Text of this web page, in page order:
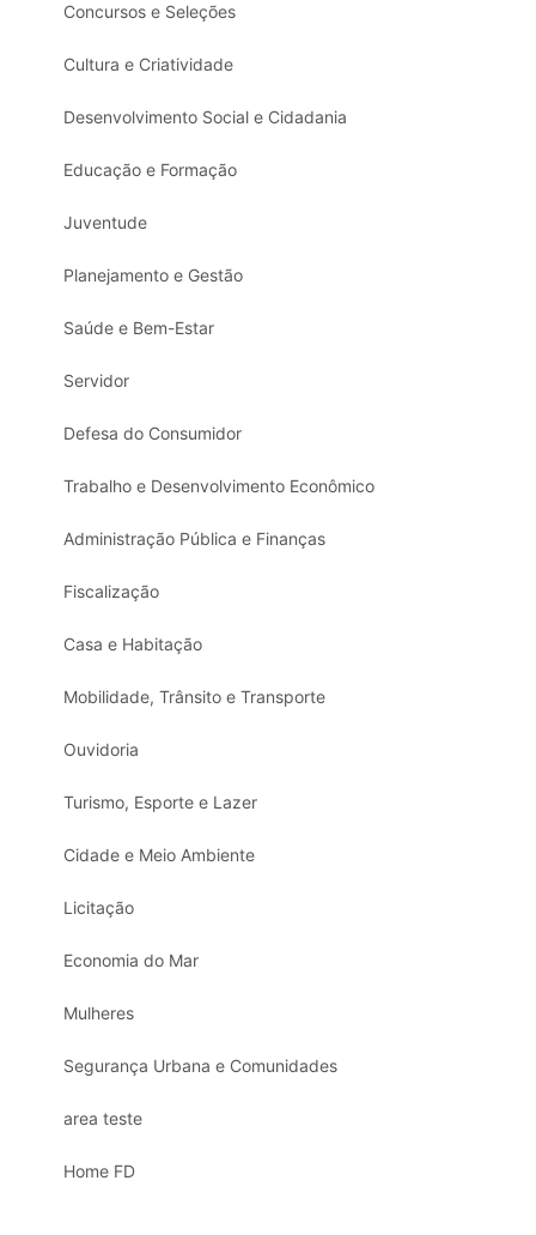
Concursos e Seleções
Cultura e Criatividade
Desenvolvimento Social e Cidadania
Educação e Formação
Juventude
Planejamento e Gestão
Saúde e Bem-Estar
Servidor
Defesa do Consumidor
Trabalho e Desenvolvimento Econômico
Administração Pública e Finanças
Fiscalização
Casa e Habitação
Mobilidade, Trânsito e Transporte
Ouvidoria
Turismo, Esporte e Lazer
Cidade e Meio Ambiente
Licitação
Economia do Mar
Mulheres
Segurança Urbana e Comunidades
area teste
Home FD